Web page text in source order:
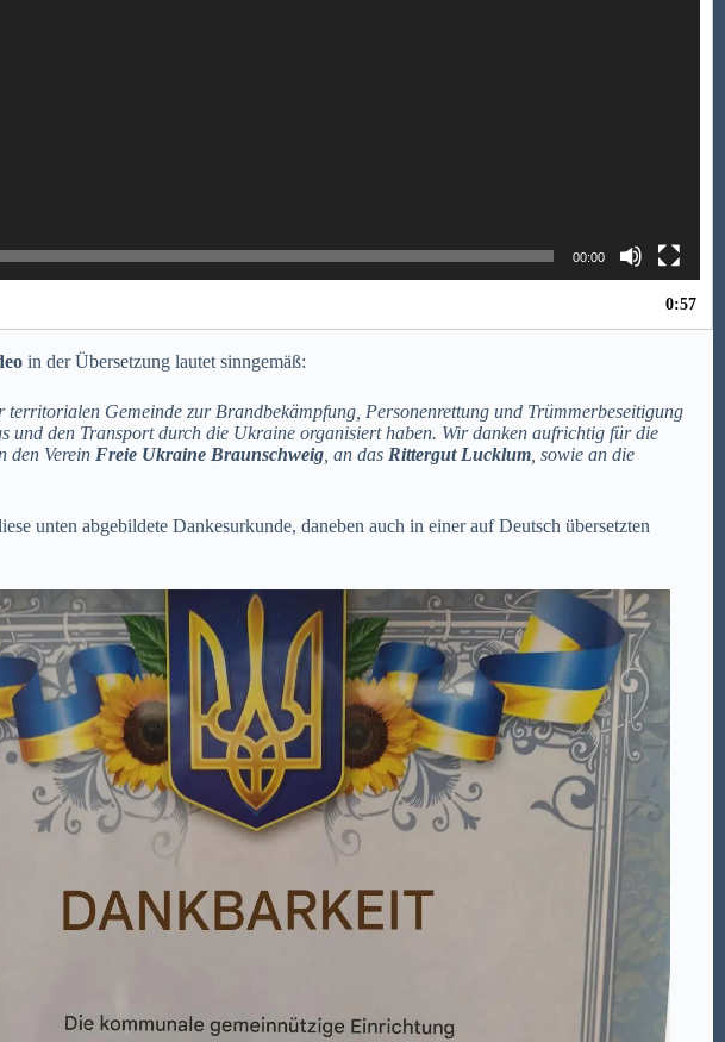
00:00
0:57
in der Übersetzung lautet sinngemäß:
Gemeinde zur Brandbekämpfung, Personenrettung und Trümmerbeseitigung
und den Transport durch die Ukraine organisiert haben. Wir danken aufrichtig für die
den Verein Freie Ukraine Braunschweig an das Rittergut Lucklum sowie an die
unten abgebildete Dankesurkunde, daneben auch in einer auf Deutsch übersetzten